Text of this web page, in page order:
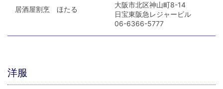
居酒屋割烹 ほたる
大阪市北区神山町8-14
日宝東阪急レジャービル
06-6366-5777
洋服